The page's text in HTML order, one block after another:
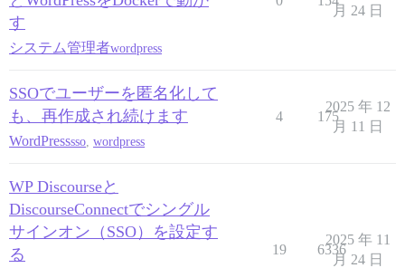
す
システム管理者wordpress
月 24 日
SSOでユーザーを匿名化して
も、再作成され続けます
WordPresssso wordpress
4 175
2025 年 12
月 11 日
WP Discourseと
DiscourseConnectでシングル
サインオン（SSO）を設定す
る
19 6336
2025 年 11
月 24 日